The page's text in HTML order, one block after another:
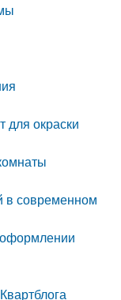
для окраски
в современном